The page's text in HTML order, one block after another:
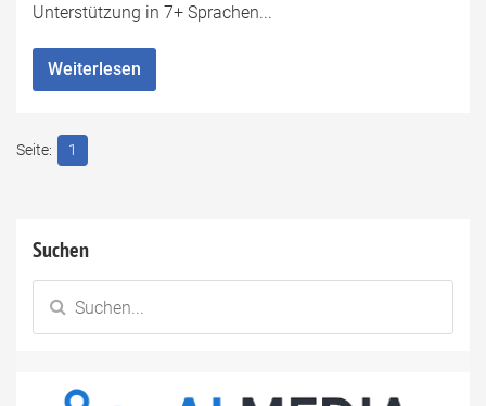
Unterstützung in 7+ Sprachen...
Weiterlesen
1
Suchen